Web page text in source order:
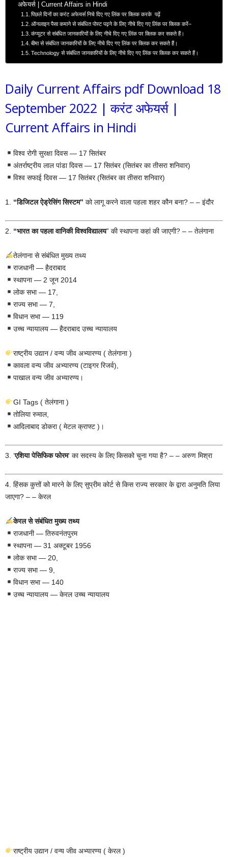
अफेयर्स | Current Affairs in Hindi
पिछले दिनों का करंट अफेयर्स निचे दिए गए लिंक पर क्लिक करके पढ़ें
ऑनलाइन पैसा कमाने से संबंधित पोस्ट पढ़ने के लिए नीचे दिए गए लिंक पर क्लिक करें–
कंप्यूटर से संबंधित जानकारियों के लिए नीचे दिए गए लिंक पर क्लिक कर सकते हैं।
बीमा से संबंधित जानकारियों के लिए नीचे दिए गए लिंक पर क्लिक कर सकते हैं।
Technology से संबंधित जानकारियों के लिए नीचे दिए गए लिंक पर क्लिक कर सकते हैं।
Daily Current Affairs pdf Download 18
September 2022 | करंट अफेयर्स |
Current Affairs in Hindi
विश्व रोगी सुरक्षा दिवस — 17 सितंबर
अंतर्राष्ट्रीय लाल पांडा दिवस — 17 सितंबर (सितंबर का तीसरा शनिवार)
विश्व सफाई दिवस — 17 सितंबर (सितंबर का तीसरा शनिवार)
1. “डिजिटल ऐड्रेसिंग सिस्टम” को लागू करने वाला पहला शहर कौन बना? – – इंदौर
2. “भारत का पहला वानिकी विश्वविद्यालय” की स्थापना कहां की जाएगी? – – तेलंगाना
तेलंगाना से संबंधित मुख्य तथ्य
राजधानी — हैदराबाद
स्थापना — 2 जून 2014
लोक सभा — 17,
राज्य सभा — 7,
विधान सभा — 119
उच्च न्यायालय — हैदराबाद उच्च न्यायालय
राष्ट्रीय उद्यान / वन्य जीव अभ्यारण्य ( तेलंगाना )
कावला वन्य जीव अभ्यारण्य (टाइगर रिजर्व),
पाखाल वन्य जीव अभ्यारण्य।
GI Tags ( तेलंगाना )
तोलिया रुमाल,
आदिलाबाद डोकरा ( मेटल क्राफ्ट )।
3. ‘एशिया पेसिफिक फोरम‘ का सदस्य के लिए किसको चुना गया है? – – अरुण मिश्रा
4. हिंसक कुत्तों को मारने के लिए सुप्रीम कोर्ट से किस राज्य सरकार के द्वारा अनुमति लिया
जाएगा? – – केरल
केरल से संबंधित मुख्य तथ्य
राजधानी — तिरुवनंतपुरम
स्थापना — 31 अक्टूबर 1956
लोक सभा — 20,
राज्य सभा — 9,
विधान सभा — 140
उच्च न्यायालय — केरल उच्च न्यायालय
राष्ट्रीय उद्यान / वन्य जीव अभ्यारण्य ( केरल )